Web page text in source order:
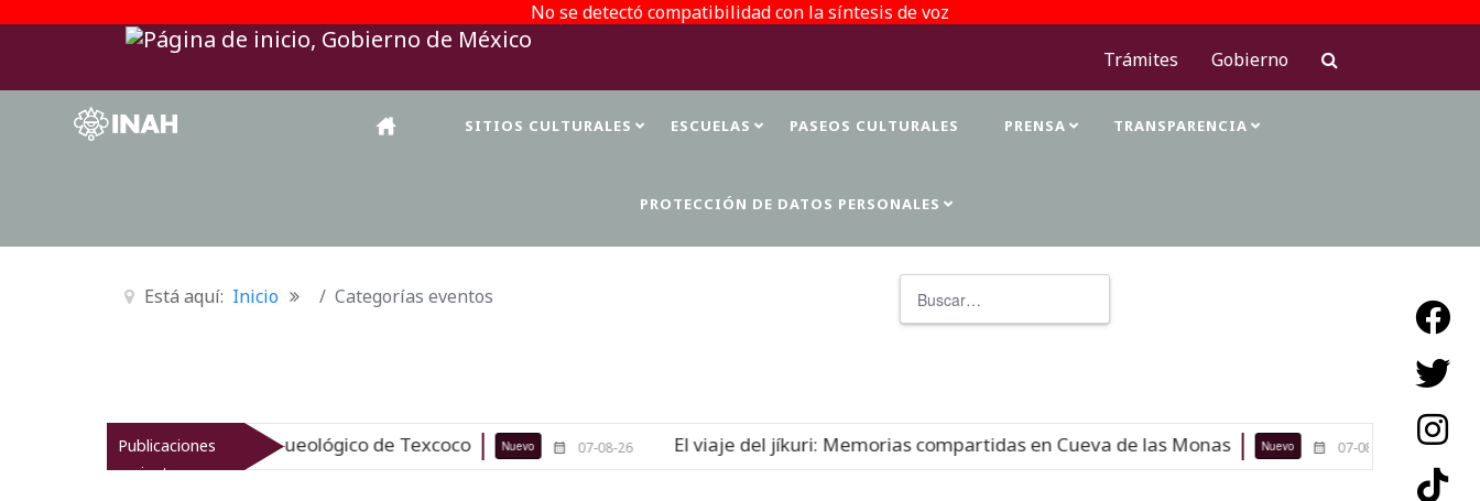
No se detectó compatibilidad con la síntesis de voz
Trámites
Gobierno
SITIOS CULTURALES ESCUELAS PASEOS CULTURALES PRENSA TRANSPARENCIA
PROTECCIÓN DE DATOS PERSONALES
Está aquí: Inicio Categorías eventos
Publicaciones
recientes
revitaliza el patrimonio arqueológico de Texcoco Nuevo 07-08-26 El viaje del jíkuri: Memorias compartidas en Cueva de las Monas Nuevo 07-08-26